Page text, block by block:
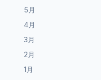
5月
4月
3月
2月
1月